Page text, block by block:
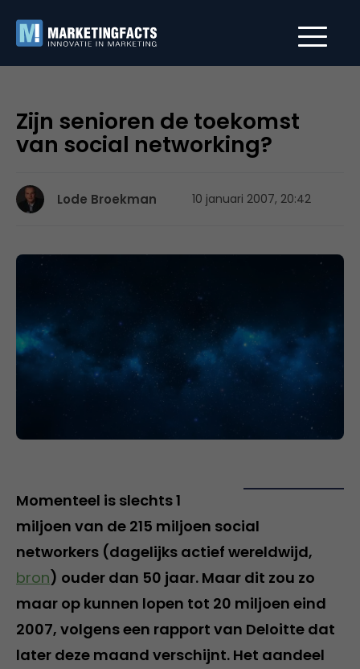
Zijn senioren de toekomst
van social networking?
Lode Broekman 10 januari 2007, 20:42
Momenteel is slechts 1
miljoen van de 215 miljoen social
networkers (dagelijks actief wereldwijd,
bron) ouder dan 50 jaar. Maar dit zou zo
maar op kunnen lopen tot 20 miljoen eind
2007, volgens een rapport van Deloitte dat
later deze maand verschijnt. Het aandeel